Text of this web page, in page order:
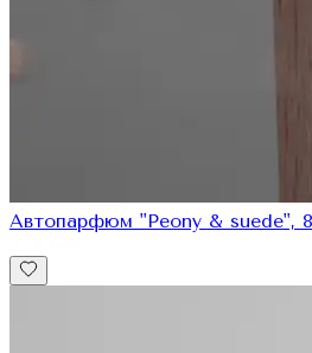
Автопарфюм "Peony & suede",